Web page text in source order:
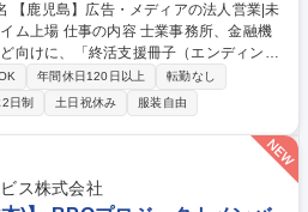
務所、金融機
向けに、「終活支援冊子（エンディング
します。 (基本的には電話で完結の非対
のご提案 【商材】市役所の窓口等で配布
の高い公式冊子。「自治体の公式媒体」
、未経験でも数日で受注できるほど高い
面営業で、入社3ヶ月でマネージャー昇
種 【鹿児島】広告・
年間休日120日以上
転勤なし
日制 土日祝休み 服装自由
ス株式会社